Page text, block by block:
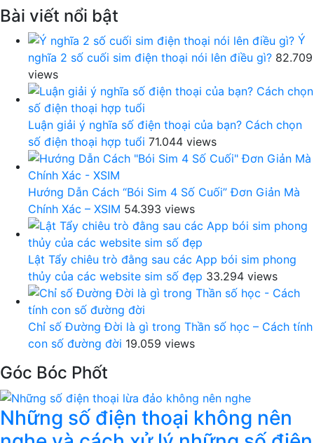
Bài viết nổi bật
Ý
nghĩa 2 số cuối sim điện thoại nói lên điều gì? 82.709
views
Luận giải ý nghĩa số điện thoại của bạn? Cách chọn
số điện thoại hợp tuổi 71.044 views
Hướng Dẫn Cách “Bói Sim 4 Số Cuối” Đơn Giản Mà
Chính Xác – XSIM 54.393 views
Lật Tẩy chiêu trò đằng sau các App bói sim phong
thủy của các website sim số đẹp 33.294 views
Chỉ số Đường Đời là gì trong Thần số học – Cách tính
con số đường đời 19.059 views
Góc Bóc Phốt
Những số điện thoại không nên